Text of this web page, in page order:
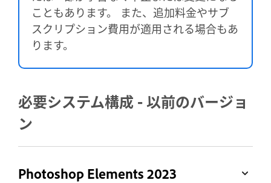
こともあります。 また、追加料金やサブ
スクリプション費用が適用される場合もあ
ります。
必要システム構成 - 以前のバージョ
ン
Photoshop Elements 2023